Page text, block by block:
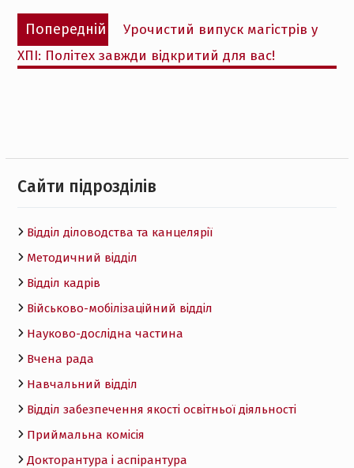
Навігація
записів
Попередній
Попередній
запис:
Урочистий випуск магістрів у
ХПІ: Політех завжди відкритий для вас!
Cайти підрозділів
Відділ діловодства та канцелярії
Методичний відділ
Відділ кадрів
Військово-мобілізаційний відділ
Науково-дослідна частина
Вчена рада
Навчальний відділ
Відділ забезпечення якості освітньої діяльності
Приймальна комісія
Докторантура і аспірантура